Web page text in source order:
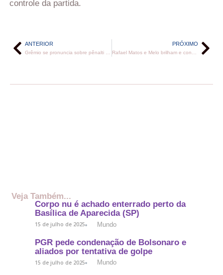
controle da partida.
ANTERIOR
Grêmio se pronuncia sobre pênalti não marcado diante o Juventude
PRÓXIMO
Rafael Matos e Melo brilham e conquistam, no Rio Open, o maior título da dupla
Veja Também...
Corpo nu é achado enterrado perto da
Basílica de Aparecida (SP)
15 de julho de 2025 Mundo
PGR pede condenação de Bolsonaro e
aliados por tentativa de golpe
15 de julho de 2025 Mundo